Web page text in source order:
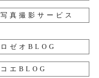
写真撮影サービス
ロゼオBLOG
コエBLOG